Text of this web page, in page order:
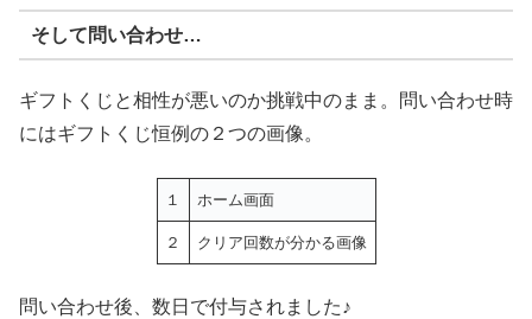
そして問い合わせ…
ギフトくじと相性が悪いのか挑戦中のまま。問い合わせ時
にはギフトくじ恒例の２つの画像。
１ ホーム画面
２ クリア回数が分かる画像
問い合わせ後、数日で付与されました♪